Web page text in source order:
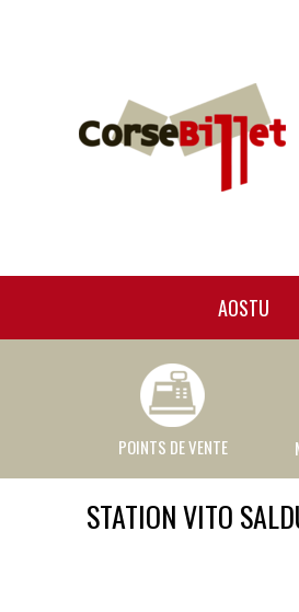
AOSTU
POINTS DE VENTE
STATION VITO